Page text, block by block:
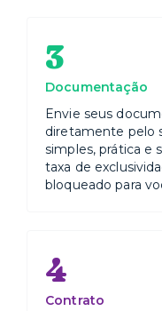
3
Documentação
Envie seus
diretamente pelo
simples, prática e
taxa de
bloqueado para
4
Contrato